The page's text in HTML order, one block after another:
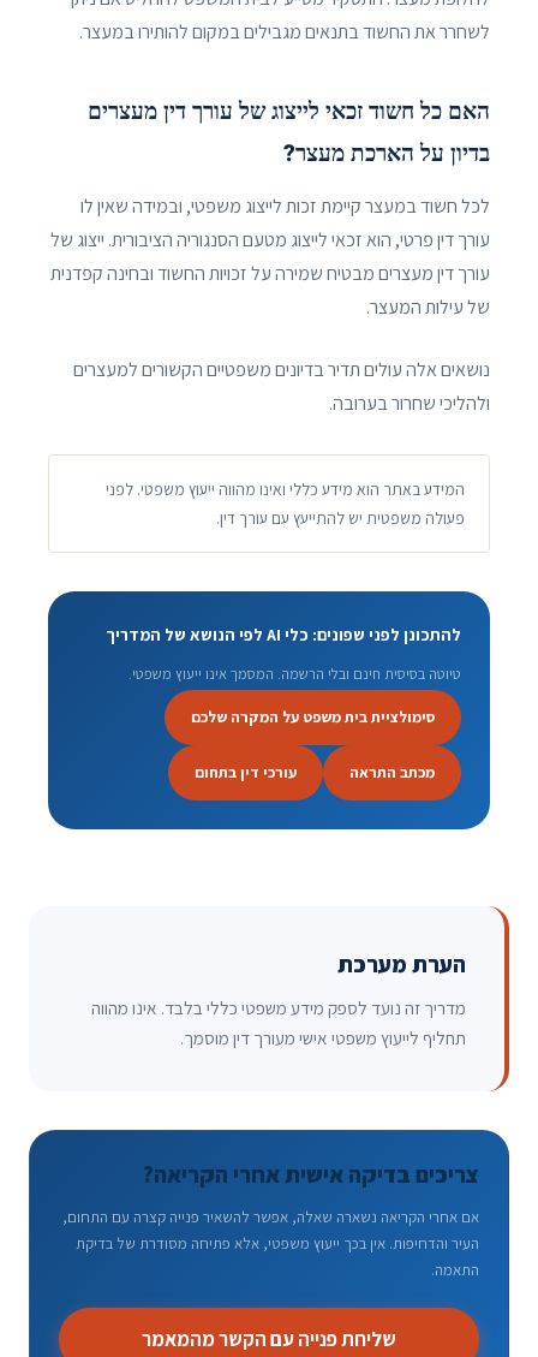
לשחרר את החשוד בתנאים מגבילים במקום להותירו במעצר.
האם כל חשוד זכאי לייצוג של עורך דין מעצרים
בדיון על הארכת מעצר?
לכל חשוד במעצר קיימת זכות לייצוג משפטי, ובמידה שאין לו
עורך דין פרטי, הוא זכאי לייצוג מטעם הסנגוריה הציבורית. ייצוג של
עורך דין מעצרים מבטיח שמירה על זכויות החשוד ובחינה קפדנית
של עילות המעצר.
נושאים אלה עולים תדיר בדיונים משפטיים הקשורים למעצרים
ולהליכי שחרור בערובה.
המידע באתר הוא מידע כללי ואינו מהווה ייעוץ משפטי. לפני
פעולה משפטית יש להתייעץ עם עורך דין.
להתכונן לפני שפונים: כלי AI לפי הנושא של המדריך
טיוטה בסיסית חינם ובלי הרשמה. המסמך אינו ייעוץ משפטי.
סימולציית בית משפט על המקרה שלכם
מכתב התראה עורכי דין בתחום
הערת מערכת
מדריך זה נועד לספק מידע משפטי כללי בלבד. אינו מהווה
תחליף לייעוץ משפטי אישי מעורך דין מוסמך.
צריכים בדיקה אישית אחרי הקריאה?
אם אחרי הקריאה נשארה שאלה, אפשר להשאיר פנייה קצרה עם התחום,
העיר והדחיפות. אין בכך ייעוץ משפטי, אלא פתיחה מסודרת של בדיקת
התאמה.
שליחת פנייה עם הקשר מהמאמר